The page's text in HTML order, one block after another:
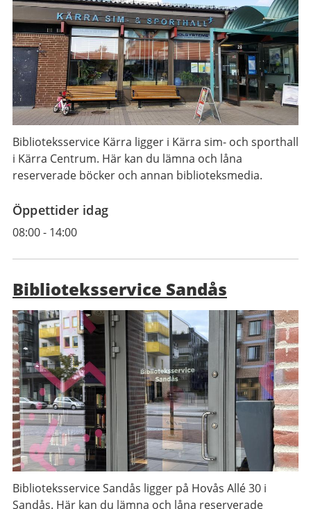
Biblioteksservice Kärra ligger i Kärra sim- och sporthall
i Kärra Centrum. Här kan du lämna och låna
reserverade böcker och annan biblioteksmedia.
Öppettider idag
08:00- 14:00
Biblioteksservice Sandås
Biblioteksservice Sandås ligger på Hovås Allé 30 i
Sandås. Här kan du lämna och låna reserverade